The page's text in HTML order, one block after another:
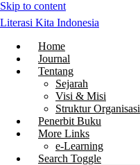
Skip to content
Literasi Kita Indonesia
Home
Journal
Tentang
Sejarah
Visi & Misi
Struktur Organisasi
Penerbit Buku
More Links
e-Learning
Search Toggle